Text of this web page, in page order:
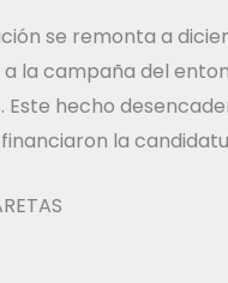
se remonta a
la campaña del
Este hecho
la